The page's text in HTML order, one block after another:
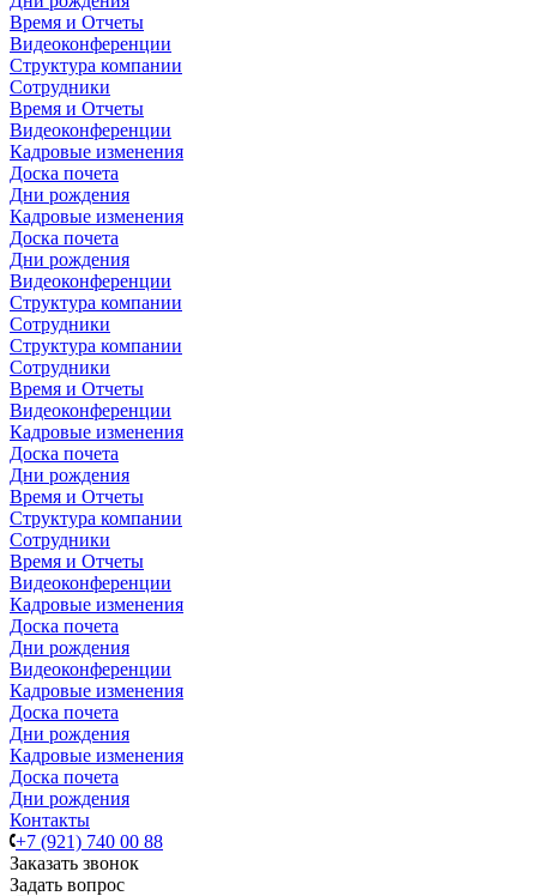
Время и Отчеты
Видеоконференции
Структура компании
Сотрудники
Время и Отчеты
Видеоконференции
Кадровые изменения
Доска почета
Дни рождения
Кадровые изменения
Доска почета
Дни рождения
Видеоконференции
Структура компании
Сотрудники
Структура компании
Сотрудники
Время и Отчеты
Видеоконференции
Кадровые изменения
Доска почета
Дни рождения
Время и Отчеты
Структура компании
Сотрудники
Время и Отчеты
Видеоконференции
Кадровые изменения
Доска почета
Дни рождения
Видеоконференции
Кадровые изменения
Доска почета
Дни рождения
Кадровые изменения
Доска почета
Дни рождения
Контакты
+7 (921) 740 00 88
Заказать звонок
Задать вопрос